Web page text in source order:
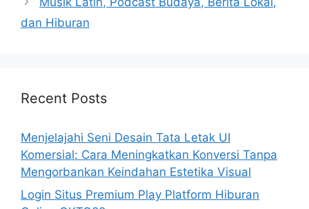
dan Hiburan
Recent Posts
Menjelajahi Seni Desain Tata Letak UI
Komersial: Cara Meningkatkan Konversi Tanpa
Mengorbankan Keindahan Estetika Visual
Login Situs Premium Play Platform Hiburan